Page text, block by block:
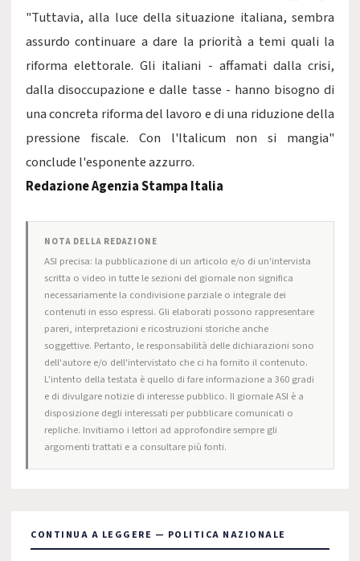
"Tuttavia, alla luce della situazione italiana, sembra
assurdo continuare a dare la priorità a temi quali la
riforma elettorale. Gli italiani - affamati dalla crisi,
dalla disoccupazione e dalle tasse - hanno bisogno di
una concreta riforma del lavoro e di una riduzione della
pressione fiscale. Con l'Italicum non si mangia"
conclude l'esponente azzurro.
Redazione Agenzia Stampa Italia
NOTA DELLA REDAZIONE
ASI precisa: la pubblicazione di un articolo e/o di un'intervista
scritta o video in tutte le sezioni del giornale non significa
necessariamente la condivisione parziale o integrale dei
contenuti in esso espressi. Gli elaborati possono rappresentare
pareri, interpretazioni e ricostruzioni storiche anche
soggettive. Pertanto, le responsabilità delle dichiarazioni sono
dell'autore e/o dell'intervistato che ci ha fornito il contenuto.
L'intento della testata è quello di fare informazione a 360 gradi
e di divulgare notizie di interesse pubblico. Il giornale ASI è a
disposizione degli interessati per pubblicare comunicati o
repliche. Invitiamo i lettori ad approfondire sempre gli
argomenti trattati e a consultare più fonti.
CONTINUA A LEGGERE — POLITICA NAZIONALE